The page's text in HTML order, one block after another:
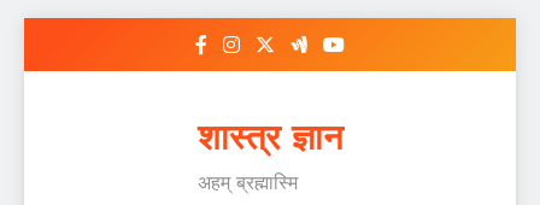
शास्त्र ज्ञान
अहम् ब्रह्मास्मि